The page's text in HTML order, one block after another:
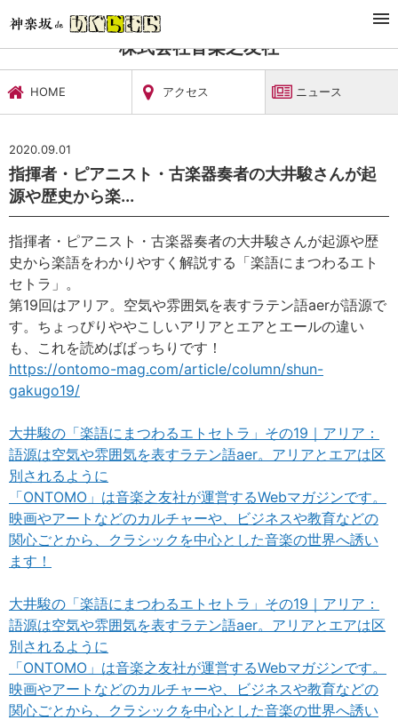
文化施設・ギャラリー
株式会社音楽之友社
HOME アクセス ニュース
2020.09.01
指揮者・ピアニスト・古楽器奏者の大井駿さんが起
源や歴史から楽...
指揮者・ピアニスト・古楽器奏者の大井駿さんが起源や歴
史から楽語をわかりやすく解説する「楽語にまつわるエト
セトラ」。
第19回はアリア。空気や雰囲気を表すラテン語aerが語源で
す。ちょっぴりややこしいアリアとエアとエールの違い
も、これを読めばばっちりです！
https://ontomo-mag.com/article/column/shun-
gakugo19/
大井駿の「楽語にまつわるエトセトラ」その19｜アリア：
語源は空気や雰囲気を表すラテン語aer。アリアとエアは区
別されるように
「ONTOMO」は音楽之友社が運営するWebマガジンです。
映画やアートなどのカルチャーや、ビジネスや教育などの
関心ごとから、クラシックを中心とした音楽の世界へ誘い
ます！
大井駿の「楽語にまつわるエトセトラ」その19｜アリア：
語源は空気や雰囲気を表すラテン語aer。アリアとエアは区
別されるように
「ONTOMO」は音楽之友社が運営するWebマガジンです。
映画やアートなどのカルチャーや、ビジネスや教育などの
関心ごとから、クラシックを中心とした音楽の世界へ誘い